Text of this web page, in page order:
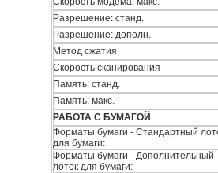
Разрешение: станд.
Разрешение: дополн.
Метод сжатия
Скорость сканирования
Память: станд.
Память: макс.
РАБОТА С БУМАГОЙ
Форматы бумаги - Стандартный
для бумаги:
Форматы бумаги - Дополнительный
лоток для бумаги: